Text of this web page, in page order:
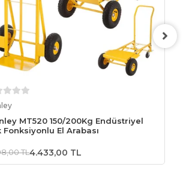
MT520 150/200Kg Endüstriyel
Fonksiyonlu El Arabası
TL4.433,00 TL